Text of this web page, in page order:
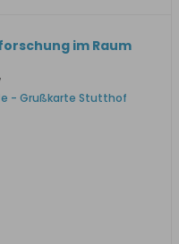
im Raum
- Grußkarte Stutthof